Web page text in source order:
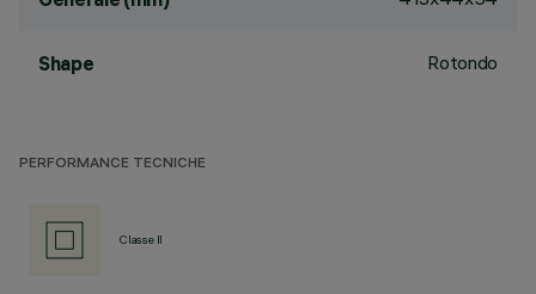
Shape Rotondo
PERFORMANCE TECNICHE
Classe II